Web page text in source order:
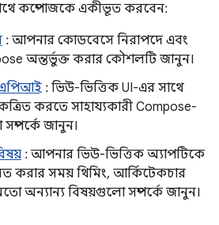
কম্পোজকে একীভূত করবেন:
: আপনার কোডবেসে নিরাপদে এবং
অন্তর্ভুক্ত করার কৌশলটি জানুন।
এপিআই : ভিউ-ভিত্তিক UI-এর সাথে
করতে সাহায্যকারী Compose-
জানুন।
: আপনার ভিউ-ভিত্তিক অ্যাপটিকে
করার সময় থিমিং, আর্কিটেকচার
অন্যান্য বিষয়গুলো সম্পর্কে জানুন।